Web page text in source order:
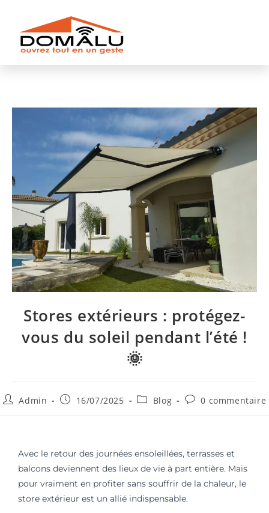
Stores extérieurs : protégez-
vous du soleil pendant l’été !
🌞
Admin 16/07/2025 Blog 0 commentaire
Avec le retour des journées ensoleillées, terrasses et
balcons deviennent des lieux de vie à part entière. Mais
pour vraiment en profiter sans souffrir de la chaleur, le
store extérieur est un allié indispensable.